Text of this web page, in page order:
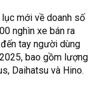
mới về doanh số
nghìn xe bán ra
tay người dùng
bao gồm lượng
Daihatsu và Hino.